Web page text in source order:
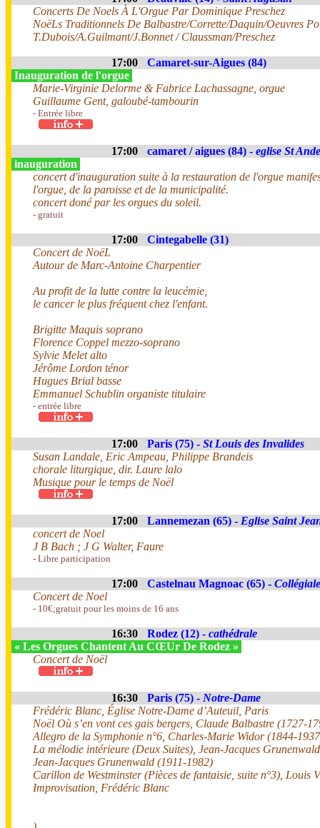
Concerts De Noels À L'Orgue Par Dominique Preschez
NoëLs Traditionnels De Balbastre/Corrette/Daquin/Oeuvres
T.Dubois/A.Guilmant/J.Bonnet / Claussman/Preschez
17:00
Camaret-sur-Aigues (84)
Inauguration de l'orgue
Marie-Virginie Delorme & Fabrice Lachassagne, orgue
Guillaume Gent, galoubé-tambourin
- Entrée libre
17:00 camaret / aigues (84) - eglise St
inauguration
concert d'inauguration suite à la restauration de l'orgue
l'orgue, de la paroisse et de la municipalité.
concert doné par les orgues du soleil.
- gratuit
17:00
Cintegabelle (31)
Concert de NoëL
Autour de Marc-Antoine Charpentier
Au profit de la lutte contre la leucémie,
le cancer le plus fréquent chez l'enfant.
Brigitte Maquis soprano
Florence Coppel mezzo-soprano
Sylvie Melet alto
Jérôme Lordon ténor
Hugues Brial basse
Emmanuel Schublin organiste titulaire
- entrée libre
17:00 Paris (75) - St Louis des Invalides
Susan Landale, Eric Ampeau, Philippe Brandeis
chorale liturgique, dir. Laure lalo
Musique pour le temps de Noël
17:00 Lannemezan (65) - Eglise Saint
concert de Noel
J B Bach ; J G Walter, Faure
- Libre participation
17:00 Castelnau Magnoac (65) -
Concert de Noel
- 10€;gratuit pour les moins de 16 ans
16:30 Rodez (12) - cathédrale
« Les Orgues Chantent Au CŒUr De Rodez »
Concert de Noël
16:30 Paris (75) - Notre-Dame
Frédéric Blanc, Église Notre-Dame d’Auteuil, Paris
Noël Où s’en vont ces gais bergers, Claude Balbastre (1727-
Allegro de la Symphonie n°6, Charles-Marie Widor (1844-
La mélodie intérieure (Deux Suites), Jean-Jacques
Jean-Jacques Grunenwald (1911-1982)
Carillon de Westminster (Pièces de fantaisie, suite n°3), Louis
Improvisation, Frédéric Blanc